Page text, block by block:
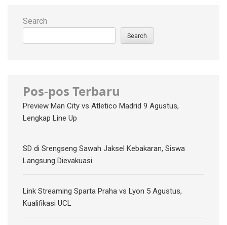
Search
Search
Pos-pos Terbaru
Preview Man City vs Atletico Madrid 9 Agustus,
Lengkap Line Up
SD di Srengseng Sawah Jaksel Kebakaran, Siswa
Langsung Dievakuasi
Link Streaming Sparta Praha vs Lyon 5 Agustus,
Kualifikasi UCL